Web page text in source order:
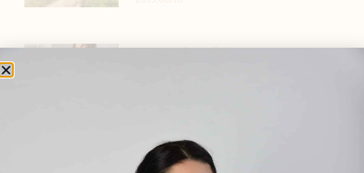
Hogyan kezeljük a stresszt
SZARVAS NIKI